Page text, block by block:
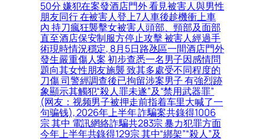
50分 嫌犯在案發酒店門外 看見被害人與男性
朋友同行 在被害人登上7人車後趁機衝上車
內 持刀瘋狂襲擊女被害人頭部、頸部及面部
直至酒店保安制服方停止攻擊 被害人經過手
術現時情況穩定, 8月5日路氹區一間酒店門外
發生嚴重傷人案 初步查悉一名男子因感情問
題向其女性朋友施襲 致其多處受不同程度的
刀傷 司警經調查後已拘留涉案男子 有強烈跡
象顯示其觸犯“殺人罪未遂”及“禁用武器罪”
(网友：视频男子被押走前指着车里大喊了一
句骗钱), 2026年上半年 詐騙案共錄得1006
宗 其中 電訊網絡詐騙共283宗 暴力犯罪方面
今年上半年共錄得129宗 其中“綁架”“殺人”及